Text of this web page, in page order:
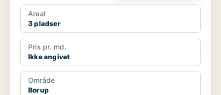
Areal
3 pladser
Pris pr. md.
Ikke angivet
Område
Borup